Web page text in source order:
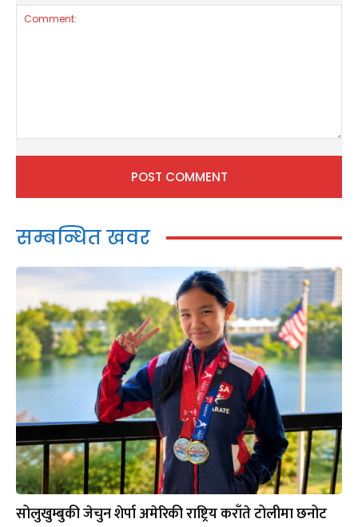
सम्बन्धित खवर
सोलुखुम्बुकी जेचुन शेर्पा अमेरिकी राष्ट्रिय कराँते टोलीमा छनोट